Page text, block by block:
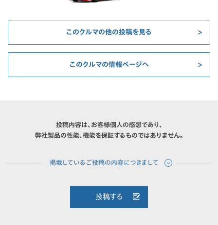
このクルマの他の投稿を見る
このクルマの情報ページへ
投稿内容は、お客様個人の感想であり、
弊社製品の性能、機能を保証するものではありません。
投稿する